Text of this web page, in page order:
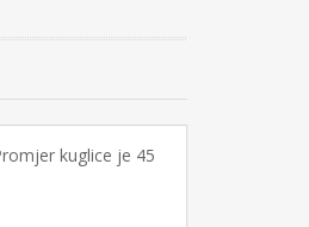
kuglice je 45